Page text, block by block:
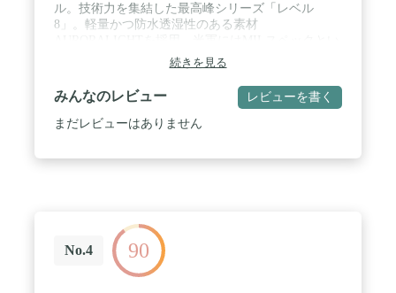
ル。技術力を集結した最高峰シリーズ「レベル
8」。軽量かつ防水透湿性のある素材
う規格があり、身体に着けるアイテムにはLEVEL1
からLEVEL7までのレイヤリングシステムが設定さ
れています。NANGAではさらにその外側をカバー
するアイテムとして、スリーピングバッグを
LEVEL8と位置付けました。LEVEL8のファスナー
地:15dnオーロラライト、裏地:10dnリサイクルナイ
ロンシレ撥水加工 / フィルパワーUDDDX:スペイン
産ダックダウン90-10%(770FP)超撥水加工 ダウン量
1,000g / 収納サイズφ21×41cm 総重量1,670g / 快適使
続きを見る
みんなのレビュー レビューを書く
まだレビューはありません
No.4 90